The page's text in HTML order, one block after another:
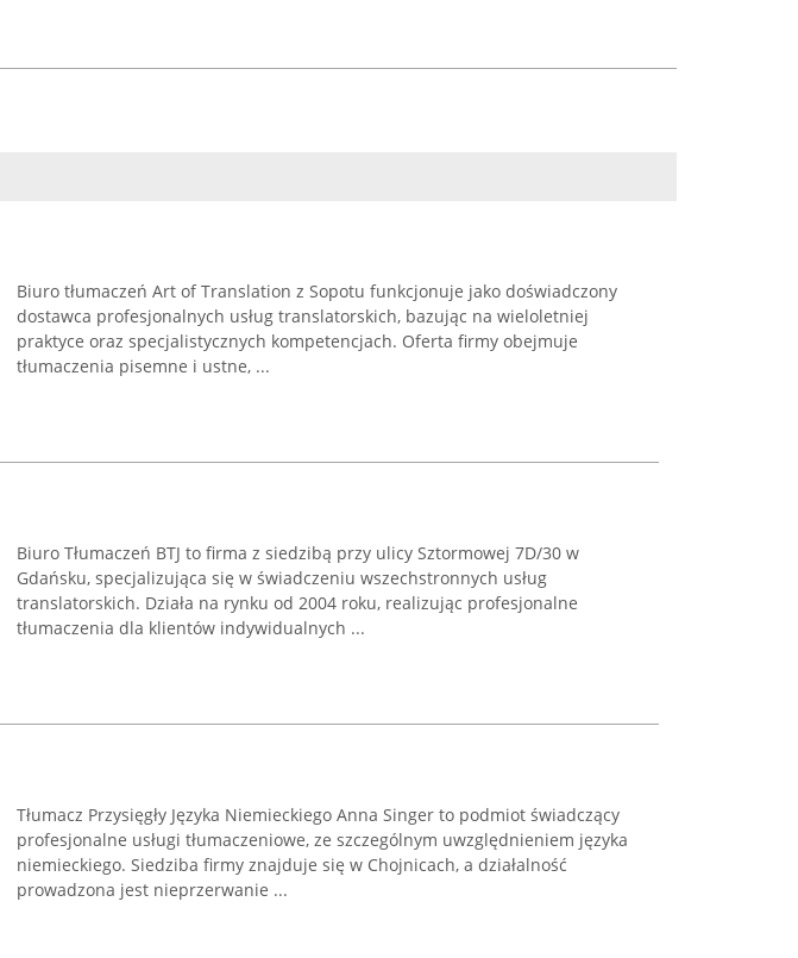
Biuro tłumaczeń Art of Translation z Sopotu funkcjonuje jako doświadczony
dostawca profesjonalnych usług translatorskich, bazując na wieloletniej
praktyce oraz specjalistycznych kompetencjach. Oferta firmy obejmuje
tłumaczenia pisemne i ustne, ...
Biuro Tłumaczeń BTJ to firma z siedzibą przy ulicy Sztormowej 7D/30 w
Gdańsku, specjalizująca się w świadczeniu wszechstronnych usług
translatorskich. Działa na rynku od 2004 roku, realizując profesjonalne
tłumaczenia dla klientów indywidualnych ...
Tłumacz Przysięgły Języka Niemieckiego Anna Singer to podmiot świadczący
profesjonalne usługi tłumaczeniowe, ze szczególnym uwzględnieniem języka
niemieckiego. Siedziba firmy znajduje się w Chojnicach, a działalność
prowadzona jest nieprzerwanie ...